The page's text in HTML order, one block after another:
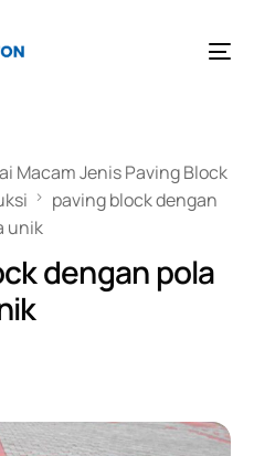
Macam Jenis Paving Block
paving block dengan
unik
dengan pola